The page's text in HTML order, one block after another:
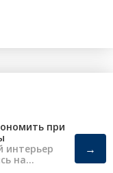
при
интерьер
на
→